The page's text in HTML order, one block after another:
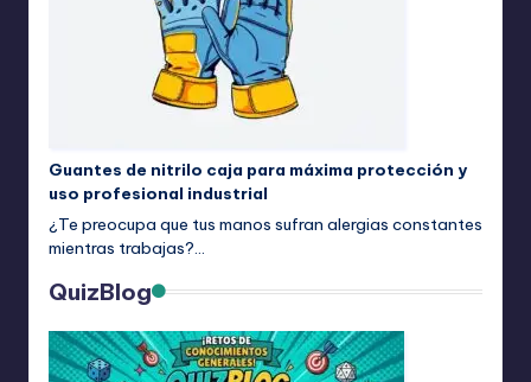
Guantes de nitrilo caja para máxima protección y
uso profesional industrial
¿Te preocupa que tus manos sufran alergias constantes
mientras trabajas?…
QuizBlog